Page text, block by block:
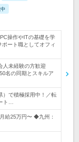
操作やITの基礎を学
ート職としてオフィ
人未経験の方歓迎
名の同期とスキルア
）で積極採用中！／転
ト…
給25万円〜 ◆九州：